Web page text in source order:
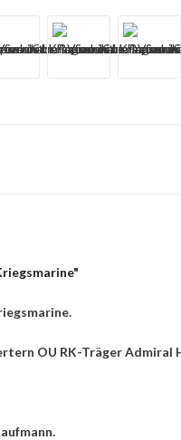
OU RK-Träger Admiral